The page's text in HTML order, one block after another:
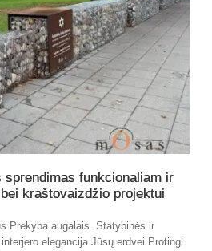
sprendimas funkcionaliam ir
kraštovaizdžio projektui
Prekyba augalais. Statybinės ir
elegancija Jūsų erdvei Protingi